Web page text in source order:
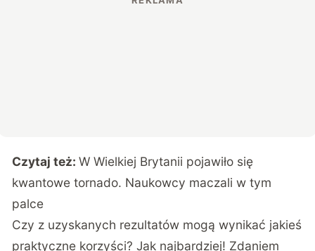
Czytaj też:W Wielkiej Brytanii pojawiło się
kwantowe tornado. Naukowcy maczali w tym
palce
Czy z uzyskanych rezultatów mogą wynikać jakieś
praktyczne korzyści? Jak najbardziej! Zdaniem